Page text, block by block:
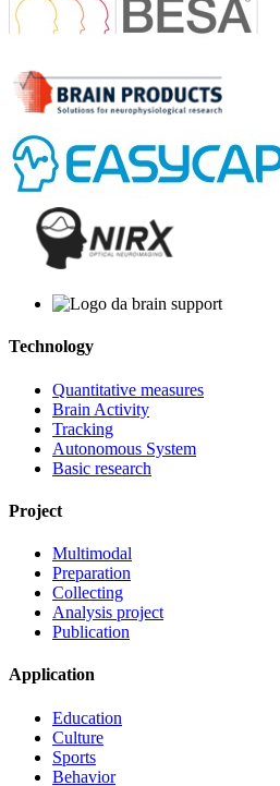
Technology
Quantitative measures
Brain Activity
Tracking
Autonomous System
Basic research
Project
Multimodal
Preparation
Collecting
Analysis project
Publication
Application
Education
Culture
Sports
Behavior